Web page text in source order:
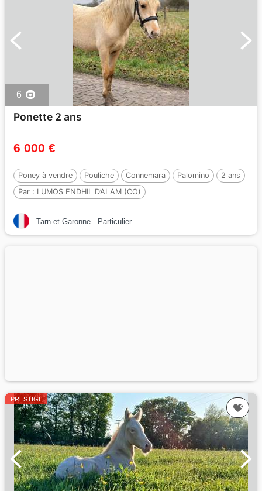
6
Ponette 2 ans
6 000 €
Poney à vendre Pouliche Connemara Palomino
2 ans
Par : LUMOS ENDHIL D’ALAM (CO)
Tarn-et-Garonne Particulier
PRESTIGE